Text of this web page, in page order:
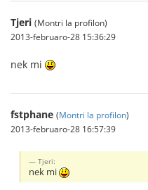
Tjeri (Montri la profilon)
2013-februaro-28 15:36:29
nek mi
fstphane (Montri la profilon)
2013-februaro-28 16:57:39
Tjeri:
nek mi